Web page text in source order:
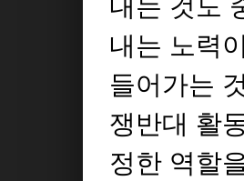
내는 노력
들어가는
쟁반대 활
정한 역할